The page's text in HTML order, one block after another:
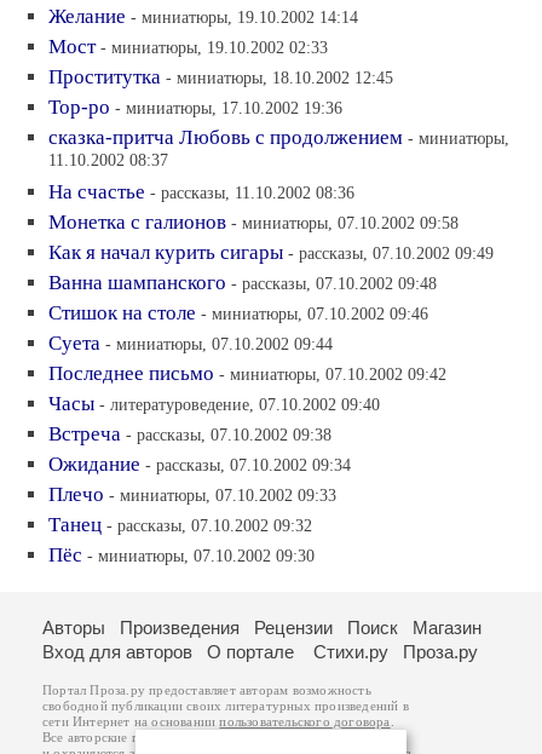
Желание - миниатюры, 19.10.2002 14:14
Мост - миниатюры, 19.10.2002 02:33
Проститутка - миниатюры, 18.10.2002 12:45
Тор-ро - миниатюры, 17.10.2002 19:36
сказка-притча Любовь с продолжением - миниатюры,
11.10.2002 08:37
На счастье - рассказы, 11.10.2002 08:36
Монетка с галионов - миниатюры, 07.10.2002 09:58
Как я начал курить сигары - рассказы, 07.10.2002 09:49
Ванна шампанского - рассказы, 07.10.2002 09:48
Стишок на столе - миниатюры, 07.10.2002 09:46
Суета - миниатюры, 07.10.2002 09:44
Последнее письмо - миниатюры, 07.10.2002 09:42
Часы - литературоведение, 07.10.2002 09:40
Встреча - рассказы, 07.10.2002 09:38
Ожидание - рассказы, 07.10.2002 09:34
Плечо - миниатюры, 07.10.2002 09:33
Танец - рассказы, 07.10.2002 09:32
Пёс - миниатюры, 07.10.2002 09:30
Авторы Произведения Рецензии Поиск
Магазин
Вход для авторов
О портале Стихи.ру Проза.ру
Портал Проза.ру предоставляет авторам возможность
свободной публикации своих литературных произведений в
сети Интернет на основаниипользовательского договора
Все авторские права на произведения принадлежат авторам